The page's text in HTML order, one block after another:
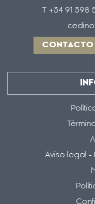
T +34 91 398
CONTACTO
Aviso legal -